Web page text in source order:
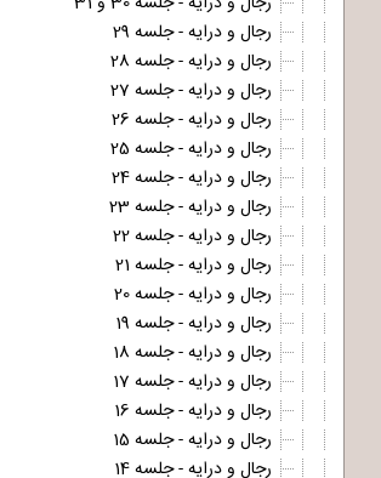
رجال و درایه - جلسه 29
رجال و درایه - جلسه 28
رجال و درایه - جلسه 27
رجال و درایه - جلسه 26
رجال و درایه - جلسه 25
رجال و درایه - جلسه 24
رجال و درایه - جلسه 23
رجال و درایه - جلسه 22
رجال و درایه - جلسه 21
رجال و درایه - جلسه 20
رجال و درایه - جلسه 19
رجال و درایه - جلسه 18
رجال و درایه - جلسه 17
رجال و درایه - جلسه 16
رجال و درایه - جلسه 15
رجال و درایه - جلسه 14